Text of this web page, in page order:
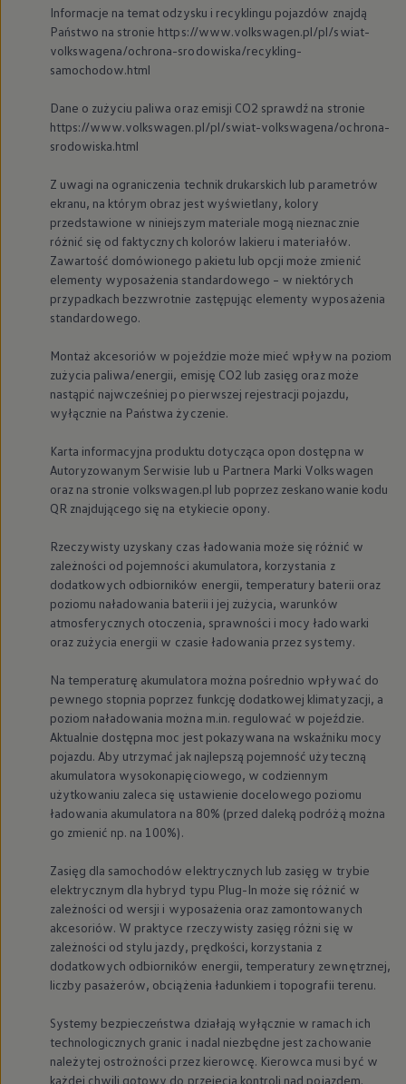
Newsletter ID.
Społeczność Volkswagena
Znajdź Dealera
Zapisz się na jazdę próbną
Informacje na temat odzysku i recyklingu pojazdów znajdą
Państwo na stronie https://www.volkswagen.pl/pl/swiat-
volkswagena/ochrona-srodowiska/recykling-
samochodow.html
Dane o zużyciu paliwa oraz emisji CO2 sprawdź na stronie
https://www.volkswagen.pl/pl/swiat-volkswagena/ochrona-
srodowiska.html
Z uwagi na ograniczenia technik drukarskich lub parametrów
ekranu, na którym obraz jest wyświetlany, kolory
przedstawione w niniejszym materiale mogą nieznacznie
różnić się od faktycznych kolorów lakieru i materiałów.
Zawartość domówionego pakietu lub opcji może zmienić
elementy wyposażenia standardowego – w niektórych
przypadkach bezzwrotnie zastępując elementy wyposażenia
standardowego.
Montaż akcesoriów w pojeździe może mieć wpływ na poziom
zużycia paliwa/energii, emisję CO2 lub zasięg oraz może
nastąpić najwcześniej po pierwszej rejestracji pojazdu,
wyłącznie na Państwa życzenie.
Karta informacyjna produktu dotycząca opon dostępna w
Autoryzowanym Serwisie lub u Partnera Marki Volkswagen
oraz na stronie volkswagen.pl lub poprzez zeskanowanie kodu
QR znajdującego się na etykiecie opony.
Rzeczywisty uzyskany czas ładowania może się różnić w
zależności od pojemności akumulatora, korzystania z
dodatkowych odbiorników energii, temperatury baterii oraz
poziomu naładowania baterii i jej zużycia, warunków
atmosferycznych otoczenia, sprawności i mocy ładowarki
oraz zużycia energii w czasie ładowania przez systemy.
Na temperaturę akumulatora można pośrednio wpływać do
pewnego stopnia poprzez funkcję dodatkowej klimatyzacji, a
poziom naładowania można m.in. regulować w pojeździe.
Aktualnie dostępna moc jest pokazywana na wskaźniku mocy
pojazdu. Aby utrzymać jak najlepszą pojemność użyteczną
akumulatora wysokonapięciowego, w codziennym
użytkowaniu zaleca się ustawienie docelowego poziomu
ładowania akumulatora na 80% (przed daleką podróżą można
go zmienić np. na 100%).
Zasięg dla samochodów elektrycznych lub zasięg w trybie
elektrycznym dla hybryd typu Plug-In może się różnić w
zależności od wersji i wyposażenia oraz zamontowanych
akcesoriów. W praktyce rzeczywisty zasięg różni się w
zależności od stylu jazdy, prędkości, korzystania z
dodatkowych odbiorników energii, temperatury zewnętrznej,
liczby pasażerów, obciążenia ładunkiem i topografii terenu.
Systemy bezpieczeństwa działają wyłącznie w ramach ich
technologicznych granic i nadal niezbędne jest zachowanie
należytej ostrożności przez kierowcę. Kierowca musi być w
każdej chwili gotowy do przejęcia kontroli nad pojazdem.